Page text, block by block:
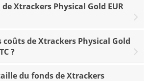
de Xtrackers Physical Gold EUR
coûts de Xtrackers Physical Gold
?
du fonds de Xtrackers